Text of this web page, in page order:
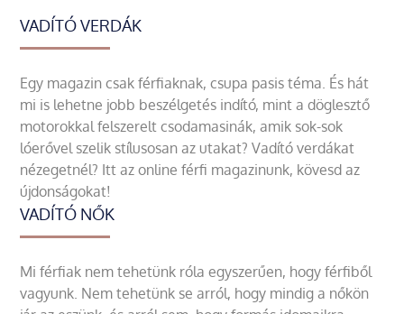
VADÍTÓ VERDÁK
Egy magazin csak férfiaknak, csupa pasis téma. És hát
mi is lehetne jobb beszélgetés indító, mint a döglesztő
motorokkal felszerelt csodamasinák, amik sok-sok
lóerővel szelik stílusosan az utakat? Vadító verdákat
nézegetnél? Itt az online férfi magazinunk, kövesd az
újdonságokat!
VADÍTÓ NŐK
Mi férfiak nem tehetünk róla egyszerűen, hogy férfiből
vagyunk. Nem tehetünk se arról, hogy mindig a nőkön